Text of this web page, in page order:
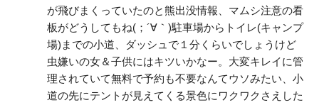
が飛びまくっていたのと熊出没情報、マムシ注意の看
板がどうしてもね(；´∀｀)駐車場からトイレ(キャンプ
場)までの小道、ダッシュで１分くらいでしょうけど
虫嫌いの女＆子供にはキツいかなー。大変キレイに管
理されていて無料で予約も不要なんてウソみたい、小
道の先にテントが見えてくる景色にワクワクさえした